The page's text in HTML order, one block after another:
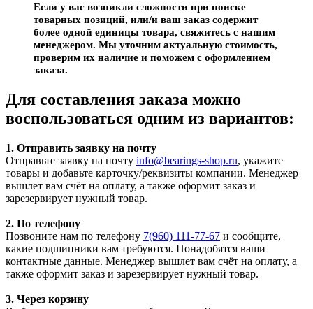
Если у вас возникли сложности при поиске
товарных позиций, или/и ваш заказ содержит
более одной единицы товара, свяжитесь с нашим
менеджером. Мы уточним актуальную стоимость,
проверим их наличие и поможем с оформлением
заказа.
Для составления заказа можно
воспользоваться одним из вариантов:
1. Отправить заявку на почту
Отправьте заявку на почту info@bearings-shop.ru, укажите
товары и добавьте карточку/реквизиты компании. Менеджер
вышлет вам счёт на оплату, а также оформит заказ и
зарезервирует нужный товар.
2. По телефону
Позвоните нам по телефону 7(960) 111-77-67 и сообщите,
какие подшипники вам требуются. Понадобятся ваши
контактные данные. Менеджер вышлет вам счёт на оплату, а
также оформит заказ и зарезервирует нужный товар.
3. Через корзину